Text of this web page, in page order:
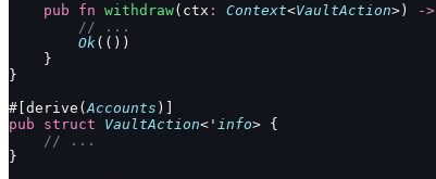
    pub
fn withdraw(ctx : Context<VaultAction>) ->
        // ...
        Ok
(())
    }
}
#[derive( Accounts )]
pub struct VaultAction<' info> {
    // ...
}